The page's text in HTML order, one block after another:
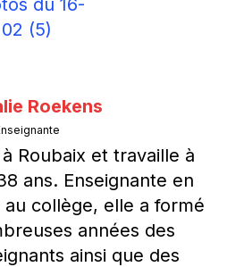
Roekens
Roubaix et travaille à
ans. Enseignante en
collège, elle a formé
années des
ainsi que des